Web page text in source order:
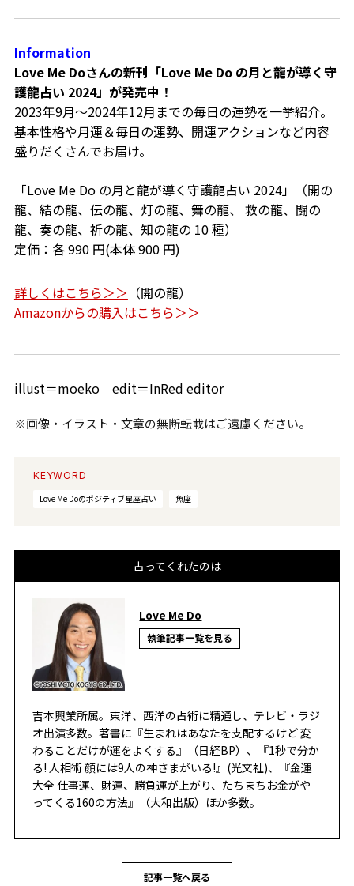
Information
Love Me Doさんの新刊「Love Me Do の月と龍が導く守
護龍占い 2024」が発売中！
2023年9月～2024年12月までの毎日の運勢を一挙紹介。
基本性格や月運＆毎日の運勢、開運アクションなど内容
盛りだくさんでお届け。
「Love Me Do の月と龍が導く守護龍占い 2024」（開の
龍、結の龍、伝の龍、灯の龍、舞の龍、 救の龍、闘の
龍、奏の龍、祈の龍、知の龍の 10種）
定価：各990 円(本体900 円)
詳しくはこちら＞＞ （開の龍）
Amazonからの購入はこちら＞＞
illust＝moeko edit＝InRed editor
※画像・イラスト・文章の無断転載はご遠慮ください。
KEYWORD
Love Me Doのポジティブ星座占い
魚座
占ってくれたのは
Love Me Do
執筆記事一覧を見る
吉本興業所属。東洋、西洋の占術に精通し、テレビ・ラジ
オ出演多数。著書に『生まれはあなたを支配するけど 変
わることだけが運をよくする』（日経BP）、『1秒で分か
る! 人相術 顔には9人の神さまがいる!』(光文社)、『金運
大全 仕事運、財運、勝負運が上がり、たちまちお金がや
ってくる160の方法』（大和出版）ほか多数。
記事一覧へ戻る